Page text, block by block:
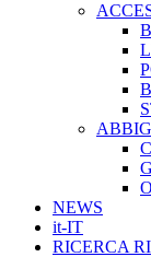
NEWS
it-IT
RICERCA